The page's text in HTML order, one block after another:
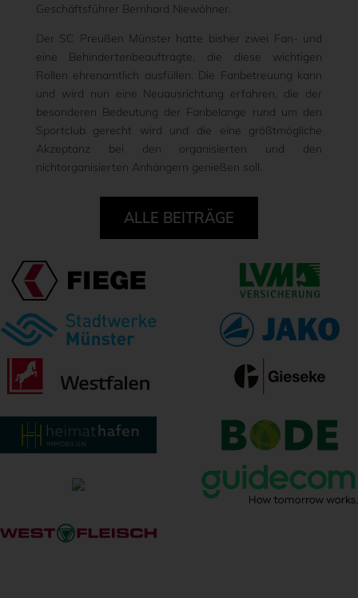
Geschäftsführer Bernhard Niewöhner.
Der SC Preußen Münster hatte bisher zwei Fan- und
eine Behindertenbeauftragte, die diese wichtigen
Rollen ehrenamtlich ausfüllen. Die Fanbetreuung kann
und wird nun eine Neuausrichtung erfahren, die der
besonderen Bedeutung der Fanbelange rund um den
Sportclub gerecht wird und die eine größtmögliche
Akzeptanz bei den organisierten und den
nichtorganisierten Anhängern genießen soll.
ALLE BEITRÄGE